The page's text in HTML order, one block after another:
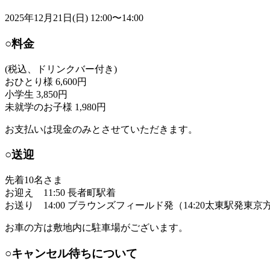
2025年12月21日(日) 12:00〜14:00
○料金
(税込、ドリンクバー付き)
おひとり様 6,600円
小学生 3,850円
未就学のお子様 1,980円
お支払いは現金のみとさせていただきます。
○送迎
先着10名さま
お迎え 11:50 長者町駅着
お送り 14:00 ブラウンズフィールド発（14:20太東駅発東京
お車の方は敷地内に駐車場がございます。
○キャンセル待ちについて